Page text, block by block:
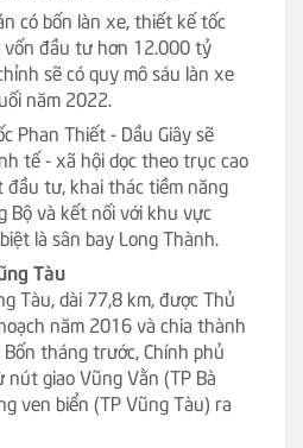
có bốn làn xe, thiết kế tốc
đầu tư hơn 12.000 tỷ
sẽ có quy mô sáu làn xe
năm 2022.
Phan Thiết - Dầu Giây sẽ
tế - xã hội dọc theo trục cao
đầu tư, khai thác tiềm năng
Bộ và kết nối với khu vực
là sân bay Long Thành.
Tàu
Tàu, dài 77,8 km, được Thủ
năm 2016 và chia thành
tháng trước, Chính phủ
giao Vũng Vằn (TP Bà
ven biển (TP Vũng Tàu) ra